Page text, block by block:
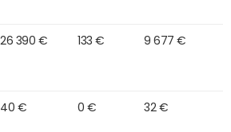
26 390 € 133 € 9 677 €
40 € 0 € 32 €